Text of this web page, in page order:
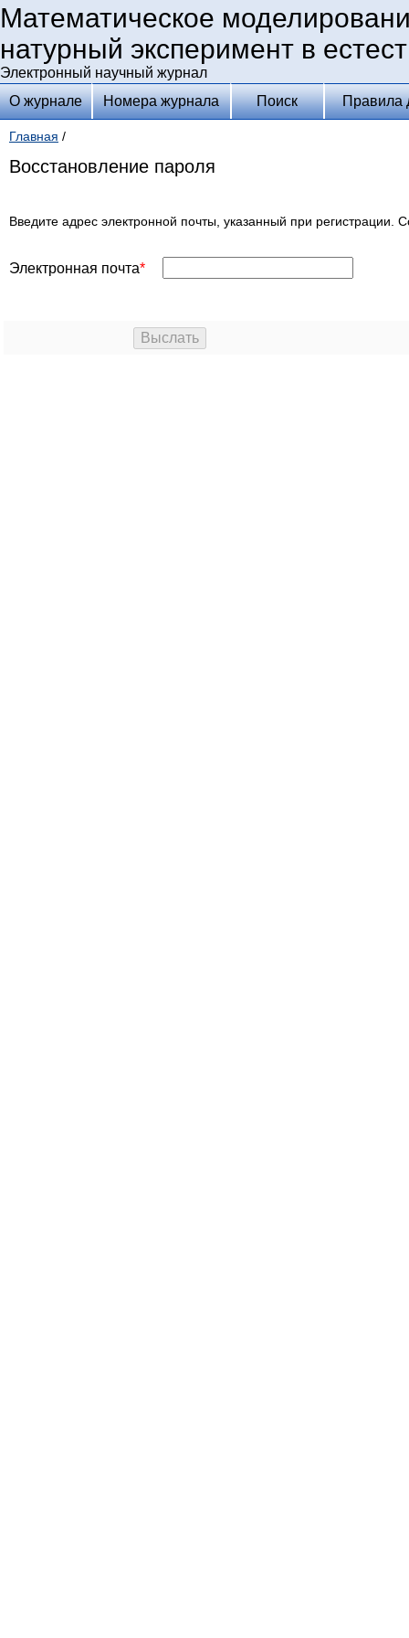
Математическое
натурный эксперимент в
Электронный научный журнал
О журнале
Номера журнала Поиск Правила
Главная /
Восстановление пароля
Введите адрес электронной почты, указанный при регистрации.
Электронная почта